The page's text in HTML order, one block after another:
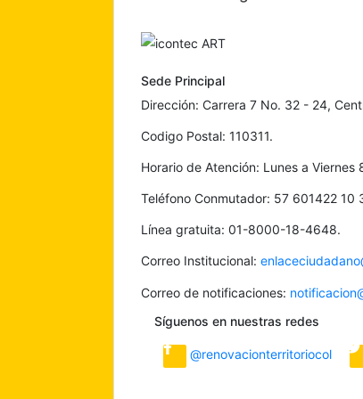
Sede Principal
Dirección: Carrera 7 No. 32 - 24,
Codigo Postal: 110311.
Horario de Atención: Lunes a
Teléfono Conmutador: 57 601422 10
Línea gratuita: 01-8000-18-4648.
Correo Institucional:
Correo de notificaciones:
Síguenos en nuestras redes
@renovacionterritoriocol